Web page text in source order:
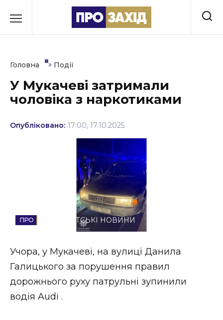
до
Культура
Освіта
Втрачений Ужгород
Втрачений Ужгород (відеоверсія)
Головна » Події
У Мукачеві затримали
чоловіка з наркотиками
Опубліковано: 17:00, 17.10.2025
ЗАКАРПАТСЬКІ НОВИНИ
Учора, у Мукачеві, на вулиці Данила
Галицького за порушення правил
дорожнього руху патрульні зупинили
водія Audi .